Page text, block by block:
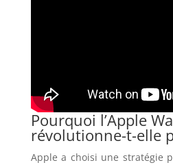
Pourquoi l’Apple
révolutionne-t-elle
Apple a choisi une stratégie